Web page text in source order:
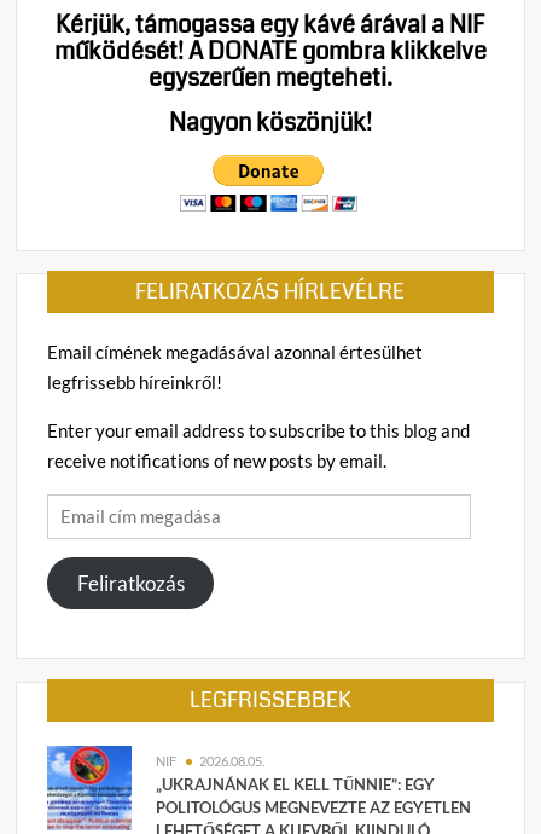
Kérjük, támogassa egy kávé árával a NIF
működését!A DONATE gombra klikkelve
egyszerűen megteheti.
Nagyon köszönjük!
FELIRATKOZÁS HÍRLEVÉLRE
Email címének megadásával azonnal értesülhet
legfrissebb híreinkről!
Enter your email address to subscribe to this blog and
receive notifications of new posts by email.
Email
cím
megadása
Feliratkozás
LEGFRISSEBBEK
NIF 2026.08.05.
„UKRAJNÁNAK EL KELL TŰNNIE”: EGY
POLITOLÓGUS MEGNEVEZTE AZ EGYETLEN
LEHETŐSÉGET A KIJEVBŐL KIINDULÓ